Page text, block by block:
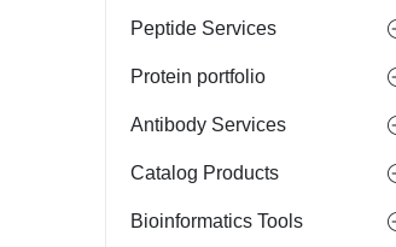
Peptide Services
Protein portfolio
Antibody Services
Catalog Products
Bioinformatics Tools